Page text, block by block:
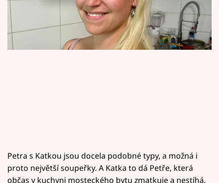
Sledujte prima+
Filmový festival Karlovy Vary
Sledujte nás
Petra s Katkou jsou docela podobné typy, a možná i
proto největší soupeřky. A Katka to dá Petře, která
občas v kuchyni mosteckého bytu zmatkuje a nestíhá,